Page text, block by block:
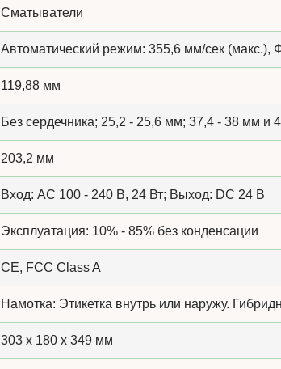
Сматыватели
Автоматический режим: 355,6 мм/сек (макс.),
119,88 мм
Без сердечника; 25,2 - 25,6 мм; 37,4 - 38 мм и
203,2 мм
Вход: AC 100 - 240 В, 24 Вт; Выход: DC 24 В
Эксплуатация: 10% - 85% без конденсации
CE, FCC Class A
Намотка: Этикетка внутрь или наружу.
303 x 180 x 349 мм